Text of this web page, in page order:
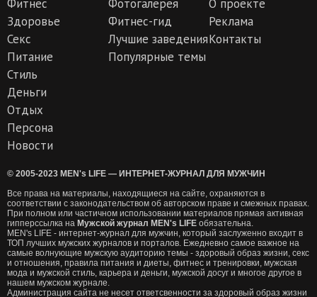
Фитнес
Здоровье
Секс
Питание
Стиль
Деньги
Отдых
Персона
Новости
Фотогалерея
Фитнес-гид
Лучшие заведения
Популярные темы
О проекте
Реклама
Контакты
© 2005-2023 MEN's LIFE — ИНТЕРНЕТ-ЖУРНАЛ ДЛЯ МУЖЧИН
Все права на материалы, находящиеся на сайте, охраняются в
соответствии с законодательством об авторском праве и смежных правах.
При полном или частичном использовании материалов прямая активная
гипперссылка на Мужской журнал MEN's LIFE обязательна.
MEN's LIFE - интернет-журнал для мужчин, который заслуженно входит в
ТОП лучших мужских журналов и порталов. Ежедневно самое важное на
самые волнующие мужскую аудиторию темы - здоровый образ жизни, секс
и отношения, правила питания и диеты, фитнес и тренировки, мужская
мода и мужской стиль, карьера и деньги, мужской досуг и многое другое в
нашем мужском журнале.
Администрация сайта не несет ответсвенности за здоровый образ жизни